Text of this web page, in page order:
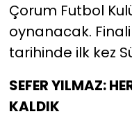
Çorum Futbol
oynanacak.
tarihinde ilk kez
SEFER YILMAZ:
KALDIK